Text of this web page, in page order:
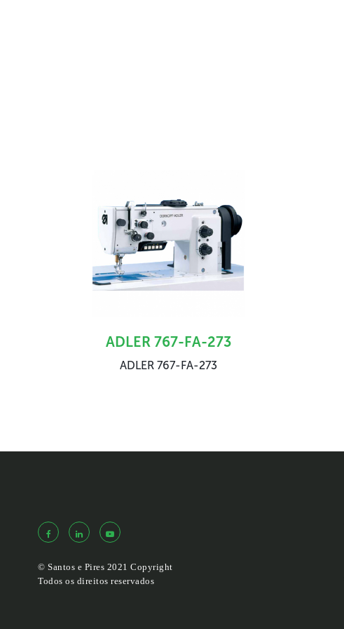
ADLER 767-FA-273
ADLER 767-FA-273
© Santos e Pires 2021 Copyright
Todos os direitos reservados